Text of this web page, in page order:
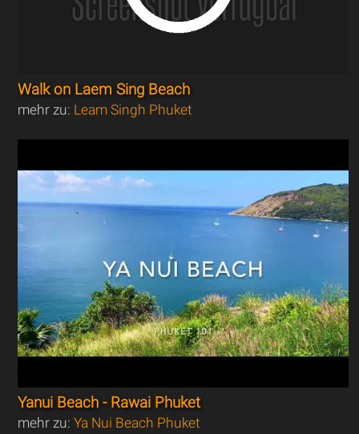
Walk on Laem Sing Beach
mehr zu: Leam Singh Phuket
Yanui Beach - Rawai Phuket
mehr zu:Ya Nui Beach Phuket